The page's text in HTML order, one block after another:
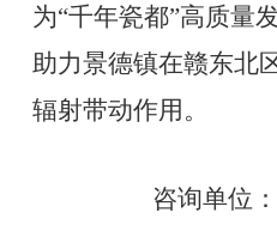
为“千年瓷都”高质量
助力景德镇在赣东北
辐射带动作用。
咨询单位